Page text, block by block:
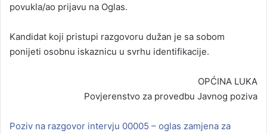
povukla/ao prijavu na Oglas.
Kandidat koji pristupi razgovoru dužan je sa sobom
ponijeti osobnu iskaznicu u svrhu identifikacije.
OPĆINA LUKA
Povjerenstvo za provedbu Javnog poziva
Poziv na razgovor intervju 00005 – oglas zamjena za